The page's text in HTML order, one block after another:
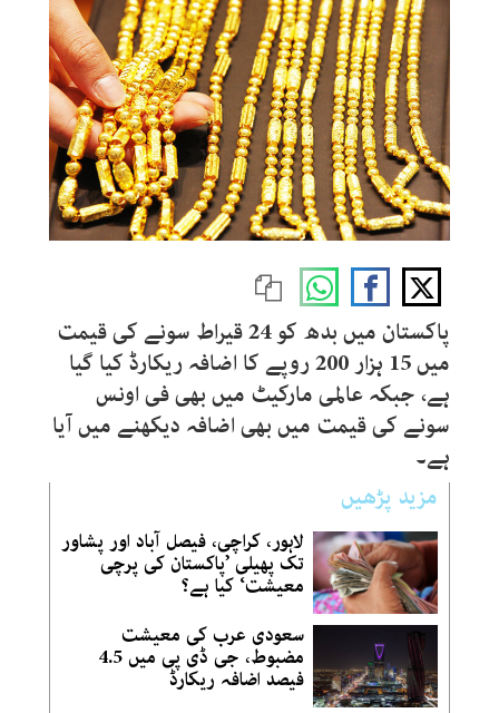
پاکستان میں بدھ کو 24 قیراط سونے کی قیمت
میں 15 ہزار 200 روپے کا اضافہ ریکارڈ کیا گیا
ہے، جبکہ عالمی مارکیٹ میں بھی فی اونس
سونے کی قیمت میں بھی اضافہ دیکھنے میں آیا
ہے۔
مزید پڑھیں
لاہور، کراچی، فیصل آباد اور پشاور
تک پھیلی ’پاکستان کی پرچی
معیشت‘ کیا ہے؟
سعودی عرب کی معیشت
مضبوط، جی ڈی پی میں 4.5
فیصد اضافہ ریکارڈ